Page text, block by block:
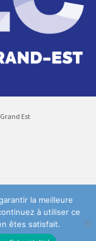
Est
la meilleure
à utiliser ce
êtes satisfait.